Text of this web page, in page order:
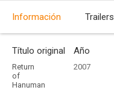
Información Trailers
Título original
Return
of
Hanuman
Año
2007